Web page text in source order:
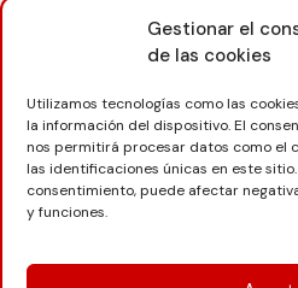
Gestionar el
de las cookies
Utilizamos tecnologías como las
la información del dispositivo. El
nos permitirá procesar datos como el
las identificaciones únicas en este
consentimiento, puede afectar
y funciones.
Pista
Competiciones
Nieve
Transparencia
Árbitros
Entrenadores
Seguro
deportivo
Desarrollado